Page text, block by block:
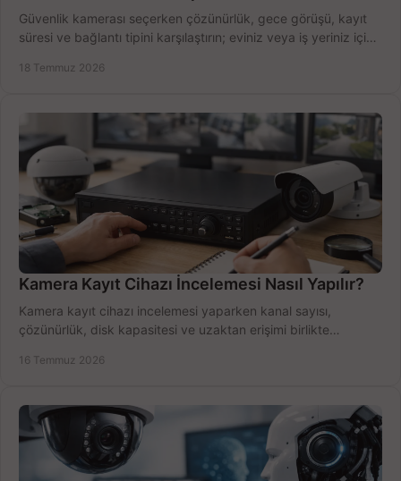
Güvenlik kamerası seçerken çözünürlük, gece görüşü, kayıt
süresi ve bağlantı tipini karşılaştırın; eviniz veya iş yeriniz için
18 Temmuz 2026
Kamera Kayıt Cihazı İncelemesi Nasıl Yapılır?
Kamera kayıt cihazı incelemesi yaparken kanal sayısı,
çözünürlük, disk kapasitesi ve uzaktan erişimi birlikte
16 Temmuz 2026